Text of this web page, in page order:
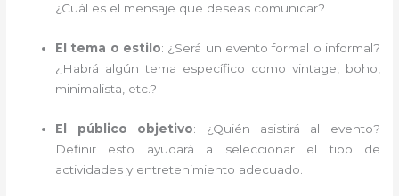
¿Cuál es el mensaje que deseas comunicar?
El tema o estilo: ¿Será un evento formal o informal?
¿Habrá algún tema específico como vintage, boho,
minimalista, etc.?
El público objetivo: ¿Quién asistirá al evento?
Definir esto ayudará a seleccionar el tipo de
actividades y entretenimiento adecuado.